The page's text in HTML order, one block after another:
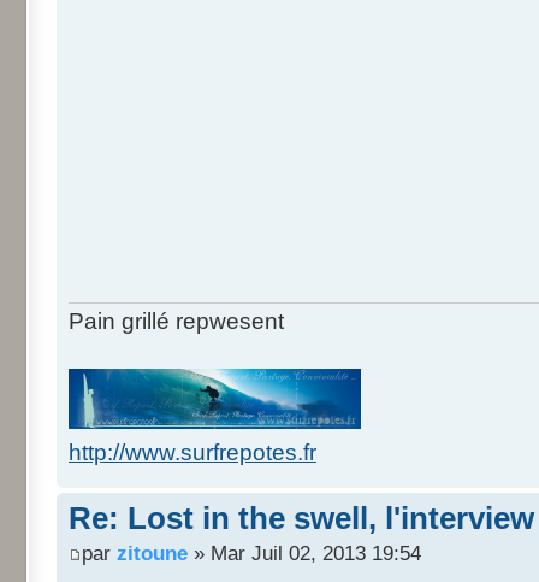
Pain grillé repwesent
http://www.surfrepotes.fr
Re: Lost in the swell, l'interview
par zitoune » Mar Juil 02, 2013 19:54